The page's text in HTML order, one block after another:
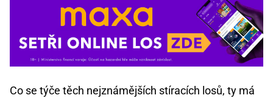
Co se týče těch nejznámějších stíracích losů, ty má